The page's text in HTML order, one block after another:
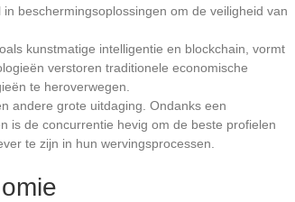
beschermingsoplossingen om de veiligheid van
kunstmatige intelligentie en blockchain, vormt
verstoren traditionele economische
te heroverwegen.
andere grote uitdaging. Ondanks een
is de concurrentie hevig om de beste profielen
te zijn in hun wervingsprocessen.